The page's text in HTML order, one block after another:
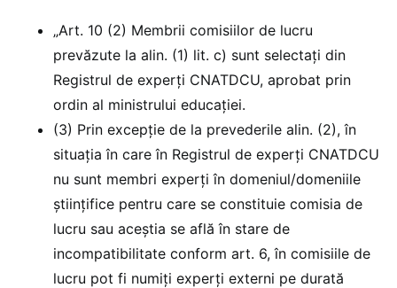
„Art. 10 (2) Membrii comisiilor de lucru
prevăzute la alin. (1) lit. c) sunt selectați din
Registrul de experți CNATDCU, aprobat prin
ordin al ministrului educației.
(3) Prin excepție de la prevederile alin. (2), în
situația în care în Registrul de experți CNATDCU
nu sunt membri experți în domeniul/domeniile
științifice pentru care se constituie comisia de
lucru sau aceștia se află în stare de
incompatibilitate conform art. 6, în comisiile de
lucru pot fi numiți experți externi pe durată